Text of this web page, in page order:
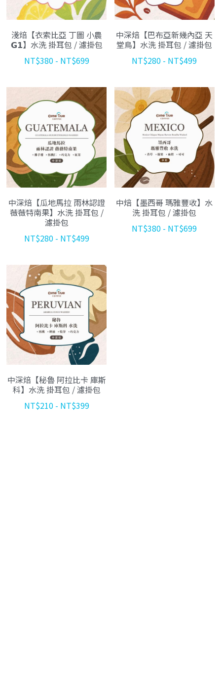
淺焙【衣索比亞 丁圖 小農
𝗚𝟭】水洗 掛耳包 / 濾掛包
NT$380 - NT$699
中深焙【巴布亞新幾內亞 天
堂鳥】水洗 掛耳包 / 濾掛包
NT$280 - NT$499
中深焙【瓜地馬拉 雨林認證
薇薇特南果】水洗 掛耳包 /
濾掛包
NT$280 - NT$499
中焙【墨西哥 瑪雅豐收】水
洗 掛耳包 / 濾掛包
NT$380 - NT$699
中深焙【秘魯 阿拉比卡 庫斯
科】水洗 掛耳包 / 濾掛包
NT$210 - NT$399